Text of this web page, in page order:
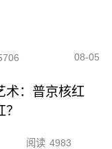
08-05
术：普京核红
阅读 4983